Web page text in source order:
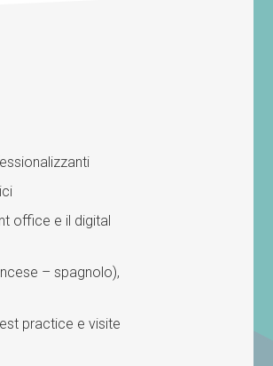
office e il digital
– spagnolo),
practice e visite